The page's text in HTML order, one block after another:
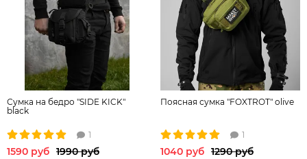
Сумка на бедро "SIDE KICK"
black
1
1590 руб 1990 руб
Поясная сумка "FOXTROT" olive
1
1040 руб 1290 руб